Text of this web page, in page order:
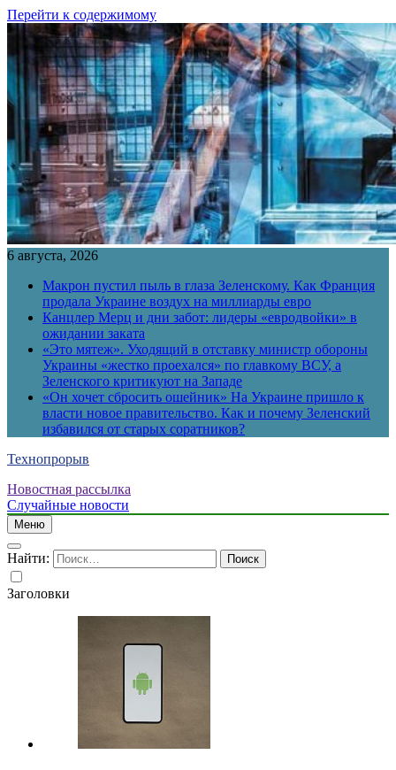
Перейти к содержимому
6 августа, 2026
Макрон пустил пыль в глаза Зеленскому. Как Франция
продала Украине воздух на миллиарды евро
Канцлер Мерц и дни забот: лидеры «евродвойки» в
ожидании заката
«Это мятеж». Уходящий в отставку министр обороны
Украины «жестко проехался» по главкому ВСУ, а
Зеленского критикуют на Западе
«Он хочет сбросить ошейник» На Украине пришло к
власти новое правительство. Как и почему Зеленский
избавился от старых соратников?
Технопрорыв
Новостная рассылка
Случайные новости
Меню
Найти:
Заголовки